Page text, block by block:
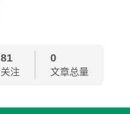
81
关注
0
文章总量